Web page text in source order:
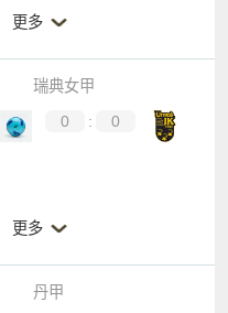
更多
瑞典女甲
0 :
0
更多
丹甲